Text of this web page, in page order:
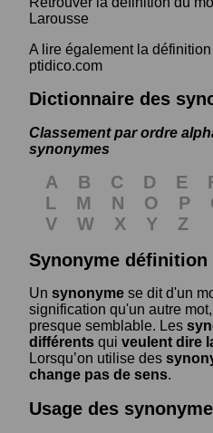
Larousse
A lire également la
ptidico.com
Dictionnaire des
Classement par ordre
synonymes
A B C D E
L
M N O P
V
W X Y
Z
Synonyme définition
Un synonyme se dit d'un
signification qu'un autre
presque semblable. Les
différents qui veulent dire
Lorsqu’on utilise des
change pas de sens.
Usage des